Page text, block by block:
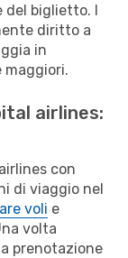
del biglietto. I
diritto a
in
maggiori.
airlines:
con
di viaggio nel
voli e
volta
prenotazione